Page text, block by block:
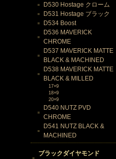
D530 Hostage クローム
D531 Hostage ブラック
D534 Boost
D536 MAVERICK
CHROME
D537 MAVERICK MATTE
BLACK & MACHINED
D538 MAVERICK MATTE
BLACK & MILLED
17×9
18×9
20×9
D540 NUTZ PVD
CHROME
D541 NUTZ BLACK &
MACHINED
ブラックダイヤモンド